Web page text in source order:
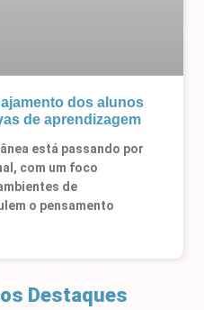
dos alunos
de aprendizagem
está passando por
com um foco
de
o pensamento
Destaques